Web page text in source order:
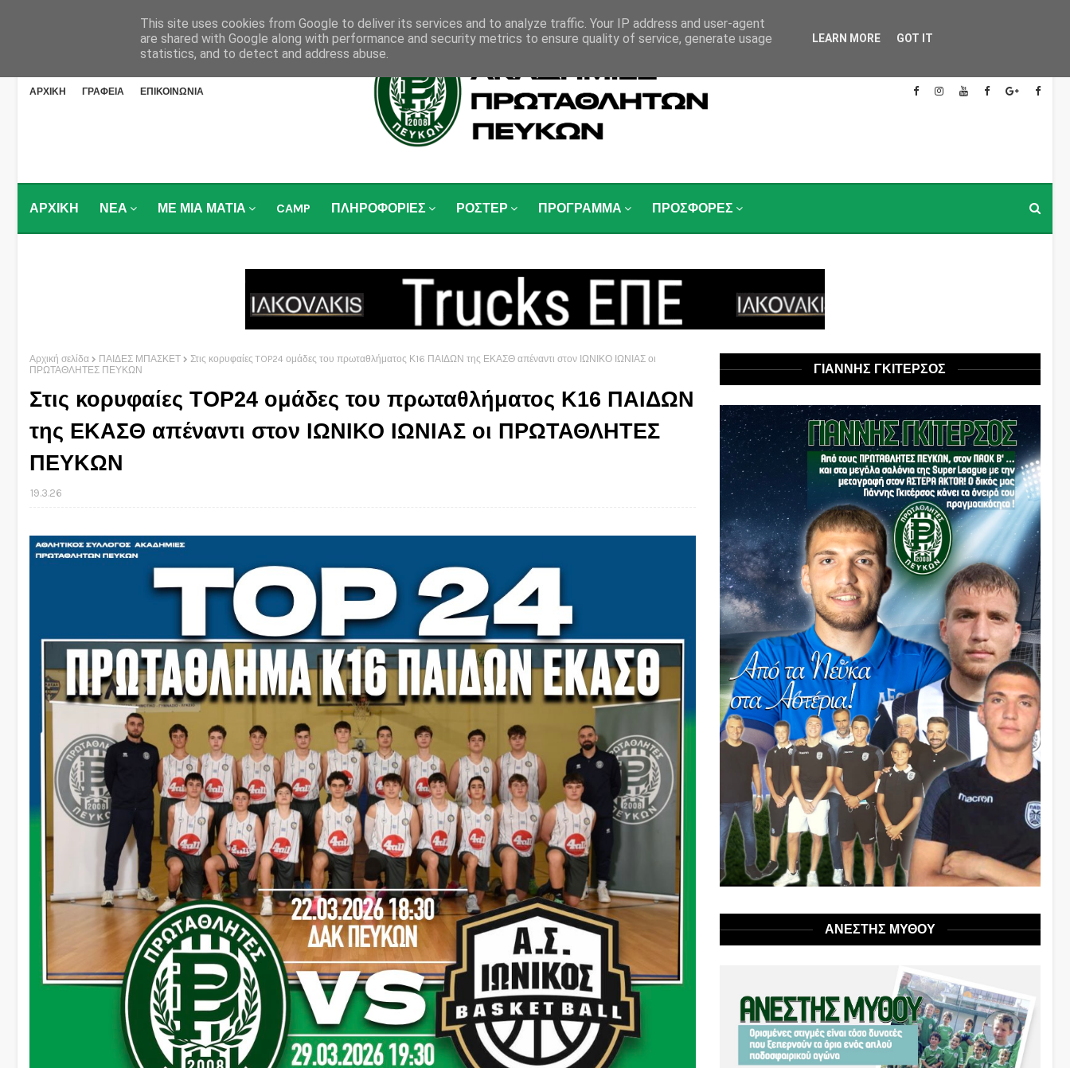
ΑΡΧΙΚΗ ΓΡΑΦΕΙΑ ΕΠΙΚΟΙΝΩΝΙΑ
ΑΡΧΙΚΗ ΝΕΑ ΜΕ ΜΙΑ ΜΑΤΙΑ CAMP ΠΛΗΡΟΦΟΡΙΕΣ ΡΟΣΤΕΡ ΠΡΟΓΡΑΜΜΑ ΠΡΟΣΦΟΡΕΣ
Αρχική σελίδα ΠΑΙΔΕΣ ΜΠΑΣΚΕΤ
Στις κορυφαίες TOP24 ομάδες του πρωταθλήματος Κ16 ΠΑΙΔΩΝ της ΕΚΑΣΘ απέναντι στον ΙΩΝΙΚΟ ΙΩΝΙΑΣ οι
ΠΡΩΤΑΘΛΗΤΕΣ ΠΕΥΚΩΝ
Στις κορυφαίες TOP24 ομάδες του πρωταθλήματος Κ16 ΠΑΙΔΩΝ
της ΕΚΑΣΘ απέναντι στον ΙΩΝΙΚΟ ΙΩΝΙΑΣ οι ΠΡΩΤΑΘΛΗΤΕΣ
ΠΕΥΚΩΝ
19.3.26
ΓΙΑΝΝΗΣ ΓΚΙΤΕΡΣΟΣ
ΑΝΕΣΤΗΣ ΜΥΘΟΥ
This site uses cookies from Google to deliver its services and to analyze traffic. Your IP address and user-agent
are shared with Google along with performance and security metrics to ensure quality of service, generate usage
statistics, and to detect and address abuse.
LEARN MORE GOT IT